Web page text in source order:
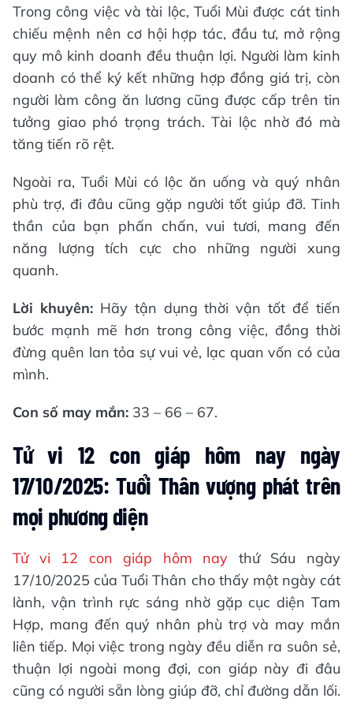
Trong công việc và tài lộc, Tuổi Mùi được cát tinh
chiếu mệnh nên cơ hội hợp tác, đầu tư, mở rộng
quy mô kinh doanh đều thuận lợi. Người làm kinh
doanh có thể ký kết những hợp đồng giá trị, còn
người làm công ăn lương cũng được cấp trên tin
tưởng giao phó trọng trách. Tài lộc nhờ đó mà
tăng tiến rõ rệt.
Ngoài ra, Tuổi Mùi có lộc ăn uống và quý nhân
phù trợ, đi đâu cũng gặp người tốt giúp đỡ. Tinh
thần của bạn phấn chấn, vui tươi, mang đến
năng lượng tích cực cho những người xung
quanh.
Lời khuyên:Hãy tận dụng thời vận tốt để tiến
bước mạnh mẽ hơn trong công việc, đồng thời
đừng quên lan tỏa sự vui vẻ, lạc quan vốn có của
mình.
Con số may mắn: 33 – 66 – 67.
Tử vi 12 con giáp hôm nay ngày
17/10/2025: Tuổi Thân vượng phát trên
mọi phương diện
Tử vi 12 con giáp hôm nay thứ Sáu ngày
17/10/2025 của Tuổi Thân cho thấy một ngày cát
lành, vận trình rực sáng nhờ gặp cục diện Tam
Hợp, mang đến quý nhân phù trợ và may mắn
liên tiếp. Mọi việc trong ngày đều diễn ra suôn sẻ,
thuận lợi ngoài mong đợi, con giáp này đi đâu
cũng có người sẵn lòng giúp đỡ, chỉ đường dẫn lối.